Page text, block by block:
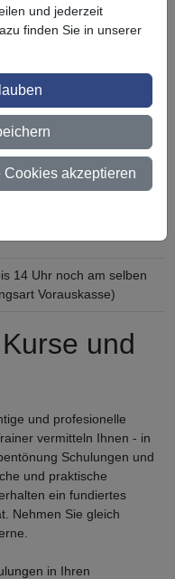
(innerhalb
14 Uhr noch am selben
Vorauskasse)
und
und profesionelle
vermitteln Ihnen - in
Schulungen und
und praktische
ein fundiertes
Nehmen Sie gleich
in Ihren
und jederzeit
finden Sie in unserer
akzeptieren